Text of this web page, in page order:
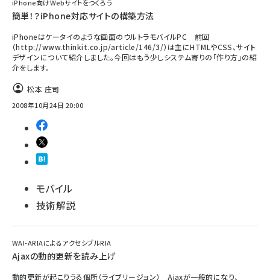
iPhone向けWebサイトをつくろう
簡単！？iPhone対応サイトの構築方法
iPhoneはケータイのような画面のウルトラモバイルPC 前回
（http://www.thinkit.co.jp/article/146/3/）は主にHTMLやCSS、サイト
デザインについて紹介しました。今回はもう少しシステム寄りの「作り方」の紹
介をします。
松本 庄司
2008年10月24日 20:00
モバイル
技術解説
WAI-ARIAによるアクセシブルRIA
Ajaxの動的更新を読み上げ
動的更新が起こりうる個所（ライブリージョン） Ajaxが一般的になり、